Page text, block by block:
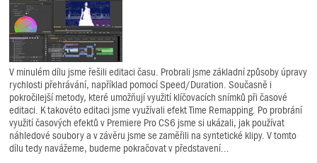
V minulém dílu jsme řešili editaci času. Probrali jsme základní způsoby úpravy
rychlosti přehrávání, například pomocí Speed/Duration. Současně i
pokročilejší metody, které umožňují využití klíčovacích snímků při časové
editaci. K takovéto editaci jsme využívali efekt Time Remapping. Po probrání
využití časových efektů v Premiere Pro CS6 jsme si ukázali, jak používat
náhledové soubory a v závěru jsme se zaměřili na syntetické klipy. V tomto
dílu tedy navážeme, budeme pokračovat v představení...